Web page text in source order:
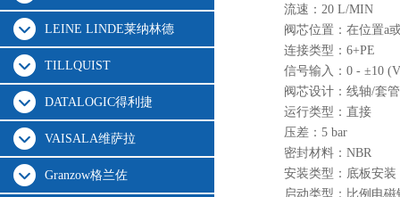
LEINE LINDE莱纳林德
TILLQUIST
DATALOGIC得利捷
VAISALA维萨拉
Granzow格兰佐
流速：20 L/MIN
阀芯位置：在位置a
连接类型：6+PE
信号输入：0 - ±10
阀芯设计：线轴/套管
运行类型：直接
压差：5 bar
密封材料：NBR
安装类型：底板安装
启动类型：比例电磁